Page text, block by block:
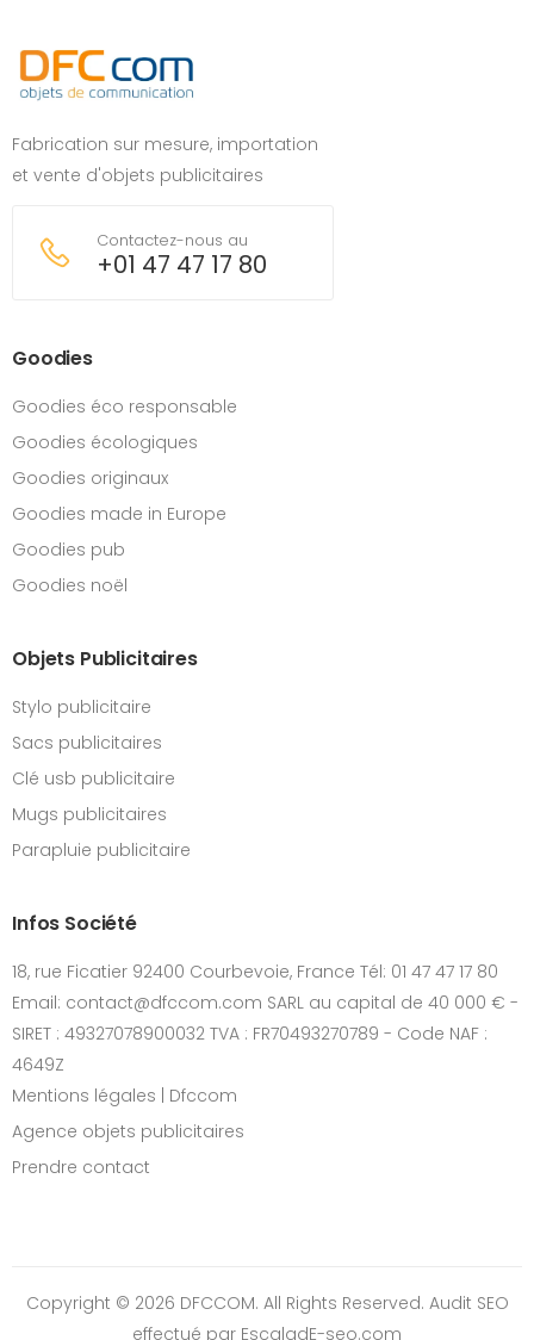
Fabrication sur mesure, importation
et vente d'objets publicitaires
Contactez-nous au
+01 47 47 17 80
Goodies
Goodies éco responsable
Goodies écologiques
Goodies originaux
Goodies made in Europe
Goodies pub
Goodies noël
Objets Publicitaires
Stylo publicitaire
Sacs publicitaires
Clé usb publicitaire
Mugs publicitaires
Parapluie publicitaire
Infos Société
18, rue Ficatier 92400 Courbevoie, France Tél: 01 47 47 17 80
Email: contact@dfccom.com SARL au capital de 40 000 € -
SIRET : 49327078900032 TVA : FR70493270789 - Code NAF :
4649Z
Mentions légales | Dfccom
Agence objets publicitaires
Prendre contact
Copyright © 2026 DFCCOM. All Rights Reserved. Audit SEO
effectué par EscaladE-seo.com